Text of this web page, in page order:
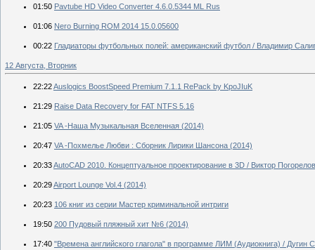
01:50 Pavtube HD Video Converter 4.6.0.5344 ML Rus
01:06 Nero Burning ROM 2014 15.0.05600
00:22 Гладиаторы футбольных полей: американский футбол / Владимир
12 Августа, Вторник
22:22Auslogics BoostSpeed Premium 7.1.1 RePack by KpoJIuK
21:29 Raise Data Recovery for FAT NTFS 5.16
21:05 VA -Наша Музыкальная Вселенная (2014)
20:47 VA -Похмелье Любви : Сборник Лирики Шансона (2014)
20:33AutoCAD 2010. Концептуальное проектирование в 3D / Виктор
20:29Airport Lounge Vol.4 (2014)
20:23 106 книг из серии Мастер криминальной интриги
19:50 200 Пудовый пляжный хит №6 (2014)
17:40 "Времена английского глагола" в программе ЛИМ (Аудиокнига) / Дугин